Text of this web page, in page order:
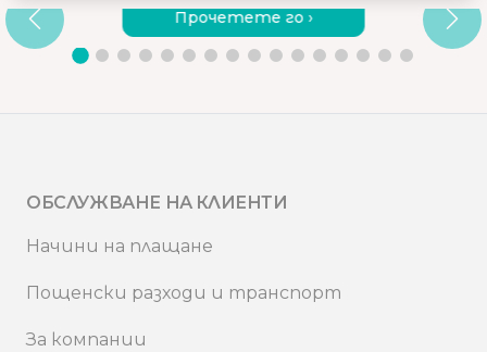
Прочетете го ›
ОБСЛУЖВАНЕ НА КЛИЕНТИ
Начини на плащане
Пощенски разходи и транспорт
За компании